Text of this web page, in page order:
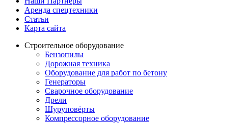
Аренда спецтехники
Статьи
Карта сайта
Строительное оборудование
Бензопилы
Дорожная техника
Оборудование для работ по бетону
Генераторы
Сварочное оборудование
Дрели
Шуруповёрты
Компрессорное оборудование